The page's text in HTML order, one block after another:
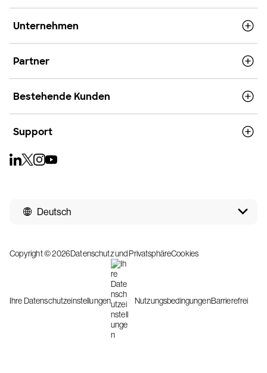
Unternehmen
Partner
Bestehende Kunden
Support
Deutsch
Copyright © 2026Datenschutz und PrivatsphäreCookies
Ihre Datenschutzeinstellungen NutzungsbedingungenBarrierefrei